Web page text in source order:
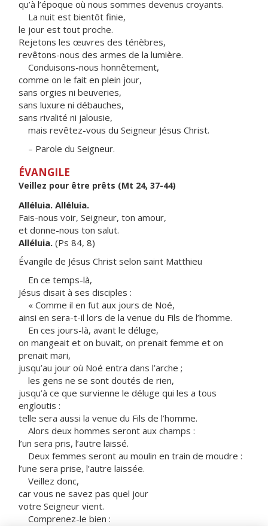
qu’à l’époque où nous sommes devenus croyants.
La nuit est bientôt finie,
le jour est tout proche.
Rejetons les œuvres des ténèbres,
revêtons-nous des armes de la lumière.
Conduisons-nous honnêtement,
comme on le fait en plein jour,
sans orgies ni beuveries,
sans luxure ni débauches,
sans rivalité ni jalousie,
mais revêtez-vous du Seigneur Jésus Christ.
– Parole du Seigneur.
ÉVANGILE
Veillez pour être prêts (Mt 24, 37-44)
Alléluia. Alléluia.
Fais-nous voir, Seigneur, ton amour,
et donne-nous ton salut.
Alléluia. (Ps 84, 8)
Évangile de Jésus Christ selon saint Matthieu
En ce temps-là,
Jésus disait à ses disciples :
« Comme il en fut aux jours de Noé,
ainsi en sera-t-il lors de la venue du Fils de l’homme.
En ces jours-là, avant le déluge,
on mangeait et on buvait, on prenait femme et on
prenait mari,
jusqu’au jour où Noé entra dans l’arche ;
les gens ne se sont doutés de rien,
jusqu’à ce que survienne le déluge qui les a tous
engloutis :
telle sera aussi la venue du Fils de l’homme.
Alors deux hommes seront aux champs :
l’un sera pris, l’autre laissé.
Deux femmes seront au moulin en train de moudre :
l’une sera prise, l’autre laissée.
Veillez donc,
car vous ne savez pas quel jour
votre Seigneur vient.
Comprenez-le bien :